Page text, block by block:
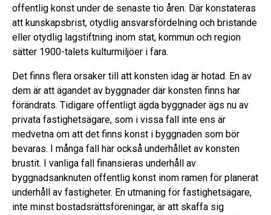
offentlig konst under de senaste tio åren. Där konstateras
att kunskapsbrist, otydlig ansvarsfördelning och bristande
eller otydlig lagstiftning inom stat, kommun och region
sätter 1900-talets kulturmiljöer i fara.
Det finns flera orsaker till att konsten idag är hotad. En av
dem är att ägandet av byggnader där konsten finns har
förändrats. Tidigare offentligt ägda byggnader ägs nu av
privata fastighetsägare, som i vissa fall inte ens är
medvetna om att det finns konst i byggnaden som bör
bevaras. I många fall har också underhållet av konsten
brustit. I vanliga fall finansieras underhåll av
byggnadsanknuten offentlig konst inom ramen för planerat
underhåll av fastigheter. En utmaning för fastighetsägare,
inte minst bostadsrättsföreningar, är att skaffa sig